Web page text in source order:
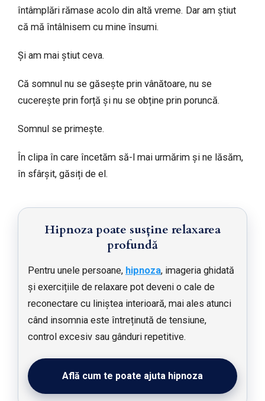
întâmplări rămase acolo din altă vreme. Dar am știut
că mă întâlnisem cu mine însumi.
Și am mai știut ceva.
Că somnul nu se găsește prin vânătoare, nu se
cucerește prin forță și nu se obține prin poruncă.
Somnul se primește.
În clipa în care încetăm să-l mai urmărim și ne lăsăm,
în sfârșit, găsiți de el.
Hipnoza poate susține relaxarea
profundă
Pentru unele persoane, hipnoza, imageria ghidată
și exercițiile de relaxare pot deveni o cale de
reconectare cu liniștea interioară, mai ales atunci
când insomnia este întreținută de tensiune,
control excesiv sau gânduri repetitive.
Află cum te poate ajuta hipnoza